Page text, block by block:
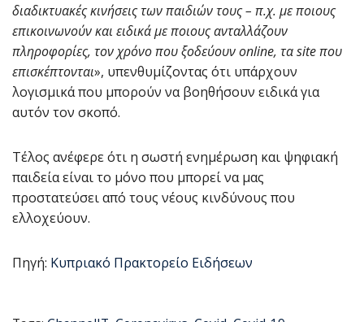
διαδικτυακές κινήσεις των παιδιών τους – π.χ. με ποιους
επικοινωνούν και ειδικά με ποιους ανταλλάζουν
πληροφορίες, τον χρόνο που ξοδεύουν online, τα site που
επισκέπτονται», υπενθυμίζοντας ότι υπάρχουν
λογισμικά που μπορούν να βοηθήσουν ειδικά για
αυτόν τον σκοπό.
Τέλος ανέφερε ότι η σωστή ενημέρωση και ψηφιακή
παιδεία είναι το μόνο που μπορεί να μας
προστατεύσει από τους νέους κινδύνους που
ελλοχεύουν.
Πηγή: Κυπριακό Πρακτορείο Ειδήσεων